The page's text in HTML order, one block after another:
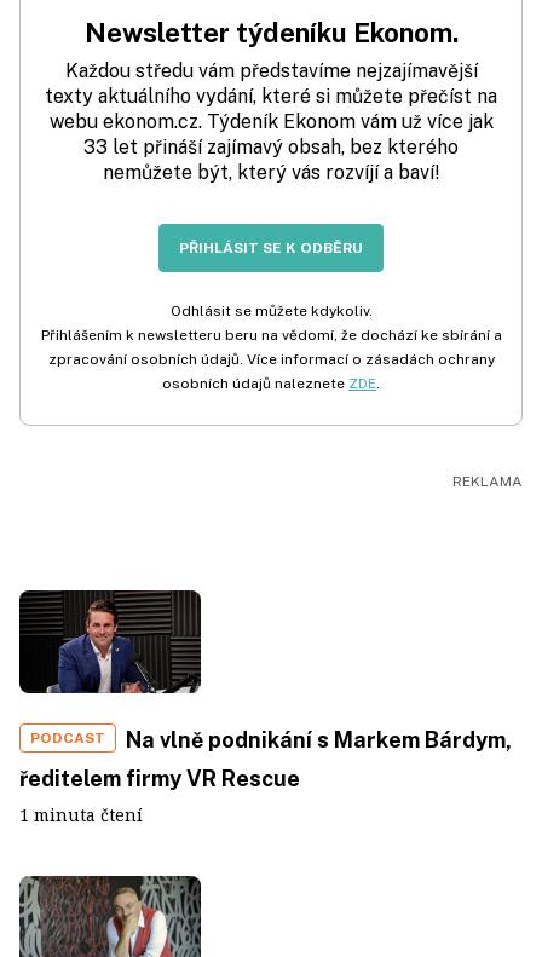
Newsletter týdeníku Ekonom.
Každou středu vám představíme nejzajímavější
texty aktuálního vydání, které si můžete přečíst na
webu ekonom.cz. Týdeník Ekonom vám už více jak
33 let přináší zajímavý obsah, bez kterého
nemůžete být, který vás rozvíjí a baví!
PŘIHLÁSIT SE K ODBĚRU
Odhlásit se můžete kdykoliv.
Přihlášením k newsletteru beru na vědomí, že dochází ke sbírání a
zpracování osobních údajů. Více informací o zásadách ochrany
osobních údajů naleznete ZDE.
PODCAST
Na vlně podnikání s Markem Bárdym,
ředitelem firmy VR Rescue
1 minuta čtení